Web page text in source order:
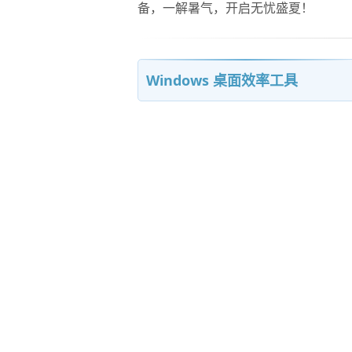
备，一解暑气，开启无忧盛夏！
Windows 桌面效率工具